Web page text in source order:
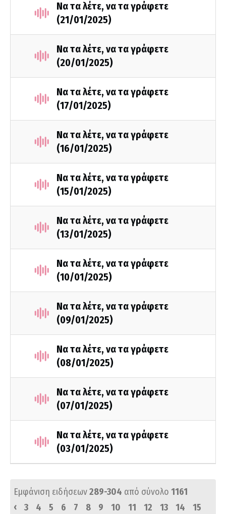
Να τα λέτε, να τα γράφετε
(21/01/2025)
Να τα λέτε, να τα γράφετε
(20/01/2025)
Να τα λέτε, να τα γράφετε
(17/01/2025)
Να τα λέτε, να τα γράφετε
(16/01/2025)
Να τα λέτε, να τα γράφετε
(15/01/2025)
Να τα λέτε, να τα γράφετε
(13/01/2025)
Να τα λέτε, να τα γράφετε
(10/01/2025)
Να τα λέτε, να τα γράφετε
(09/01/2025)
Να τα λέτε, να τα γράφετε
(08/01/2025)
Να τα λέτε, να τα γράφετε
(07/01/2025)
Να τα λέτε, να τα γράφετε
(03/01/2025)
Εμφάνιση ειδήσεων289-304 από σύνολο 1161
‹
3 4 5 6 7 8 9 10 11 12 13 14
15